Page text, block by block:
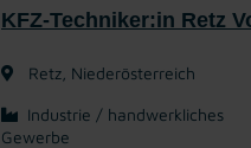
KFZ-Techniker:in Retz
Retz, Niederösterreich
Industrie / handwerkliches
Gewerbe